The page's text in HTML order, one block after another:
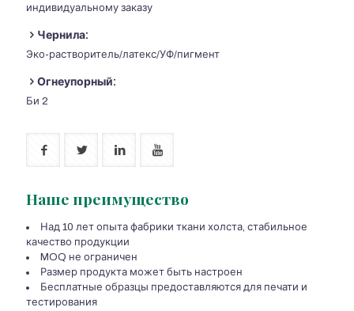
индивидуальному заказу
Чернила:
Эко-растворитель/латекс/УФ/пигмент
Огнеупорный:
Би 2
Наше преимущество
Над 10 лет опыта фабрики ткани холста, стабильное
качество продукции
MOQ не ограничен
Размер продукта может быть настроен
Бесплатные образцы предоставляются для печати и
тестирования